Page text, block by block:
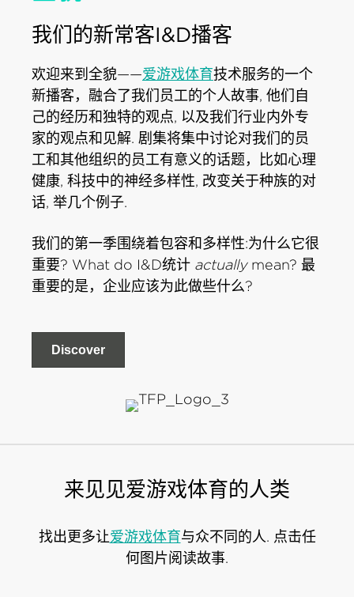
我们的新常客I&D播客
欢迎来到全貌——爱游戏体育技术服务的一个
新播客，融合了我们员工的个人故事, 他们自
己的经历和独特的观点, 以及我们行业内外专
家的观点和见解. 剧集将集中讨论对我们的员
工和其他组织的员工有意义的话题，比如心理
健康, 科技中的神经多样性, 改变关于种族的对
话, 举几个例子.
我们的第一季围绕着包容和多样性:为什么它很
重要? What do I&D统计 actuallymean? 最
重要的是，企业应该为此做些什么?
Discover
来见见爱游戏体育的人类
找出更多让爱游戏体育与众不同的人. 点击任
何图片阅读故事.